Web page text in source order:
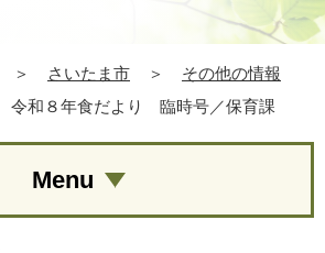
＞ さいたま市 ＞
その他の情報
令和８年食だより 臨時号／保育課
Menu